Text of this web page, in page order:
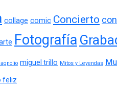
collage comic Concierto
Fotografía
miguel trillo Mitos y Leyendas
feliz